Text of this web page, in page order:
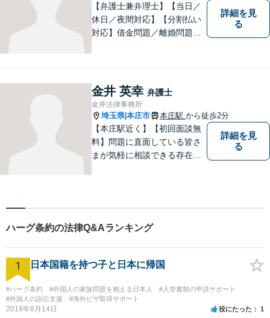
【弁護士兼弁理士】【当日／
休日／夜間対応】【分割払い
対応】借金問題／離婚問題／
意匠登録など弁理士業務も、
幅広く対応。地域に根ざした
法律事務所／特許事務所を目
指しています。お気軽にご相
談ください。
詳細を見
る
金井 英幸 弁護士
金井法律事務所
埼玉県|本庄市 本庄駅 から徒歩2分
【本庄駅近く】【初回面談無
料】問題に直面している皆さ
まが気軽に相談できる存在に
／休日対応可能】公平・公正
な立場から、事件の見通しを
正確に伝えます。お気軽にご
相談ください。
詳細を見
る
ハーグ条約の法律Q&Aランキング
1 日本国籍を持つ子と日本に帰国
#ハーグ条約 #外国人の家族問題を抱える日本人
#入管書類の申請サポート
#外国人の訴訟支援
#海外ビザ取得サポート
2019年8月14日 役にたった 1